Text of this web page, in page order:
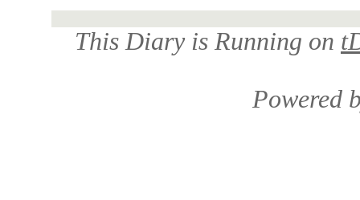
This Diary is Running on
Powered